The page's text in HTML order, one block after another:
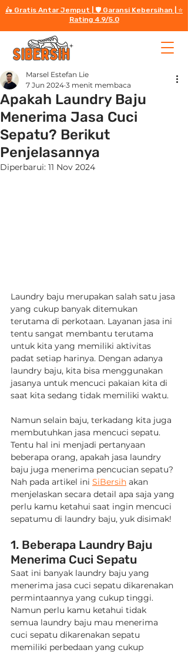
🛵 Gratis Antar Jemput | 🛡️ Garansi Kebersihan | ⭐️
Rating 4.9/5.0
Apakah Laundry Baju
Menerima Jasa Cuci
Sepatu? Berikut
Penjelasannya
Marsel Estefan Lie
7 Jun 2024 3 menit membaca
Diperbarui: 11 Nov 2024
Laundry baju merupakan salah satu jasa
yang cukup banyak ditemukan
terutama di perkotaan. Layanan jasa ini
tentu sangat membantu terutama
untuk kita yang memiliki aktivitas
padat setiap harinya. Dengan adanya
laundry baju, kita bisa menggunakan
jasanya untuk mencuci pakaian kita di
saat kita sedang tidak memiliki waktu.
Namun selain baju, terkadang kita juga
membutuhkan jasa mencuci sepatu.
Tentu hal ini menjadi pertanyaan
beberapa orang, apakah jasa laundry
baju juga menerima pencucian sepatu?
Nah pada artikel ini SiBersih akan
menjelaskan secara detail apa saja yang
perlu kamu ketahui saat ingin mencuci
sepatumu di laundry baju, yuk disimak!
1. Beberapa Laundry Baju
Menerima Cuci Sepatu
Saat ini banyak laundry baju yang
menerima jasa cuci sepatu dikarenakan
permintaannya yang cukup tinggi.
Namun perlu kamu ketahui tidak
semua laundry baju mau menerima
cuci sepatu dikarenakan sepatu
memiliki perbedaan yang cukup